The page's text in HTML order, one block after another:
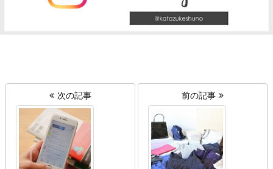
次の記事 前の記事